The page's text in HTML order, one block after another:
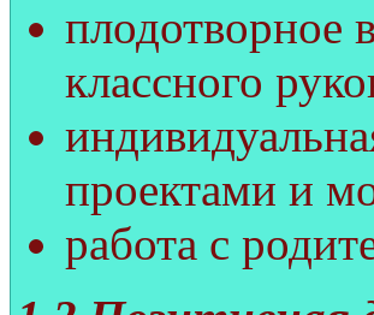
плодотворное
классного
проектами и
работа с